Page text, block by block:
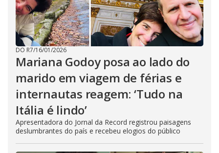
DO R7/16/01/2026
Mariana Godoy posa ao lado do
marido em viagem de férias e
internautas reagem: ‘Tudo na
Itália é lindo’
Apresentadora do Jornal da Record registrou paisagens
deslumbrantes do país e recebeu elogios do público